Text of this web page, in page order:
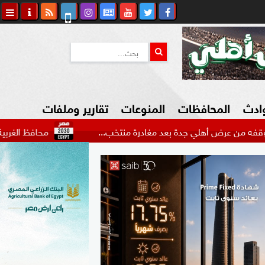
شكاوي المواطن
المحافظات المنوعات
السياحة في مصر
التكنولوجيا
المرأة والأسرة
السيارات
تقارير وملفات
محافظ الغربية: نضع بناء جدة بعد مغادرة منتخب...